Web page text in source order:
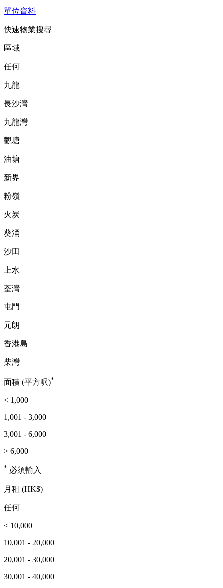
單位資料
快速物業搜尋
區域
任何
九龍
長沙灣
九龍灣
觀塘
油塘
新界
粉嶺
火炭
葵涌
沙田
上水
荃灣
屯門
元朗
香港島
柴灣
面積 (平方呎)*
< 1,000
1,001 - 3,000
3,001 - 6,000
> 6,000
* 必須輸入
月租 (HK$)
任何
< 10,000
10,001 - 20,000
20,001 - 30,000
30,001 - 40,000